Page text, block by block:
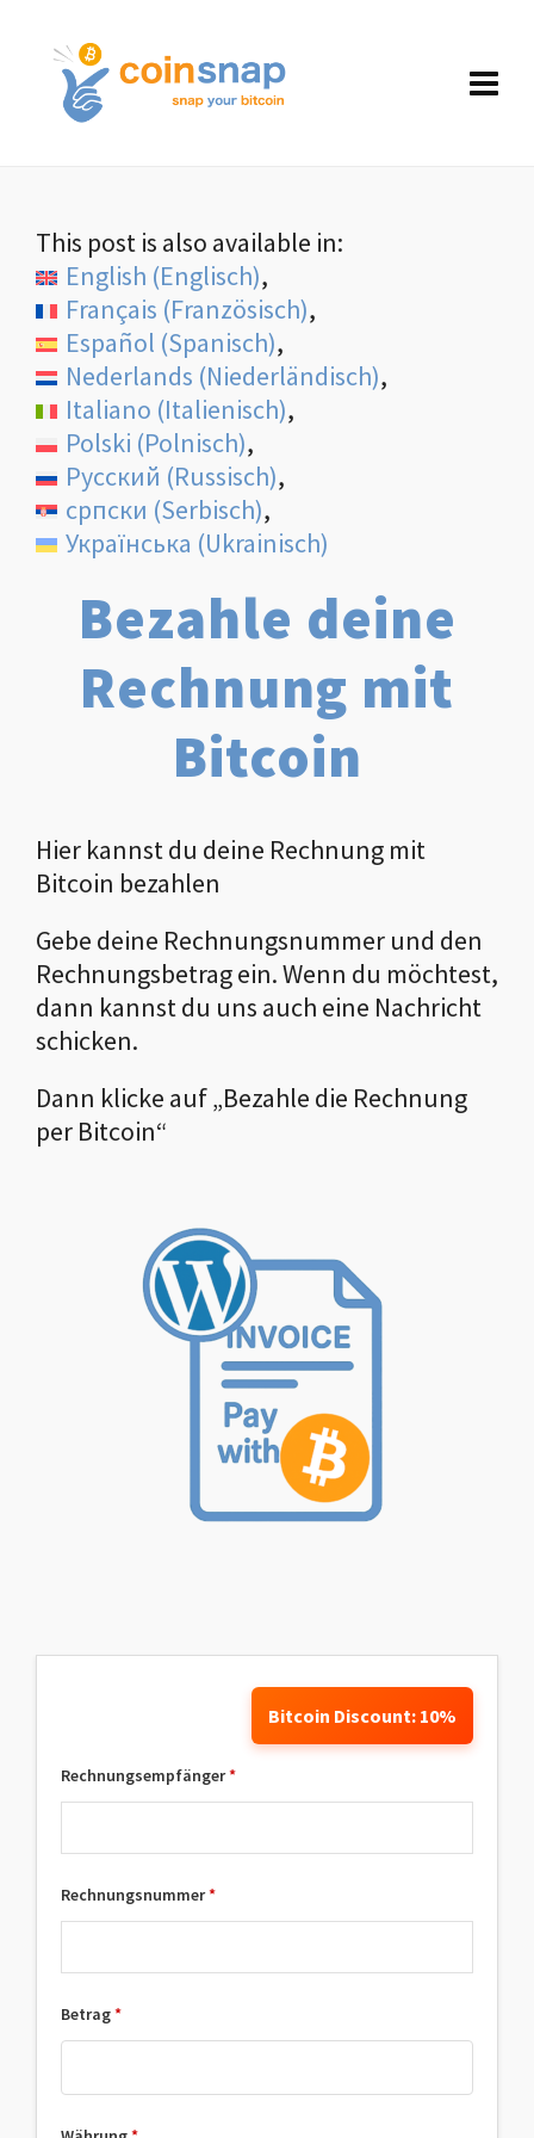
This post is also available in:
English (Englisch)
Français (Französisch)
Español (Spanisch)
Nederlands (Niederländisch)
Italiano (Italienisch)
Polski (Polnisch)
Русский (Russisch)
српски (Serbisch)
Українська (Ukrainisch)
Bezahle deine
Rechnung mit
Bitcoin
Hier kannst du deine Rechnung mit
Bitcoin bezahlen
Gebe deine Rechnungsnummer und den
Rechnungsbetrag ein. Wenn du möchtest,
dann kannst du uns auch eine Nachricht
schicken.
Dann klicke auf „Bezahle die Rechnung
per Bitcoin“
Bitcoin Discount: 10%
Rechnungsempfänger*
Rechnungsnummer*
Betrag*